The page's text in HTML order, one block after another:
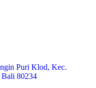
Puri Klod, Kec.
Bali 80234